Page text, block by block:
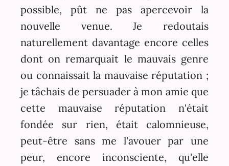
possible, pût ne pas apercevoir la
nouvelle venue. Je redoutais
naturellement davantage encore celles
dont on remarquait le mauvais genre
ou connaissait la mauvaise réputation ;
je tâchais de persuader à mon amie que
cette mauvaise réputation n'était
fondée sur rien, était calomnieuse,
peut-être sans me l'avouer par une
peur, encore inconsciente, qu'elle